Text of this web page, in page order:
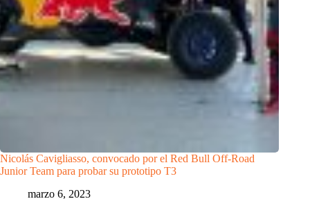
Nicolás Cavigliasso, convocado por el Red Bull Off-Road
Junior Team para probar su prototipo T3
marzo 6, 2023